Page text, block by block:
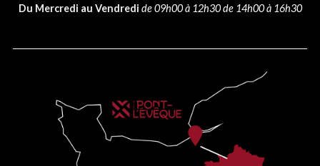
Du Mercredi au Vendredi de 09h00 à 12h30 de 14h00 à 16h30